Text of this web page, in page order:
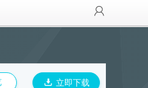
立即下载